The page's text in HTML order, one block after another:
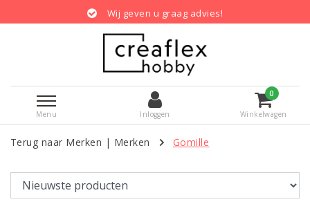
Wij geven u graag advies!
Menu Inloggen
0
Winkelwagen
Terug naar Merken | Merken Gomille